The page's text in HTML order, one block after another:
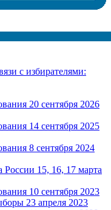
с избирателями:
20 сентября 2026
14 сентября 2025
8 сентября 2024
15, 16, 17 марта
10 сентября 2023
23 апреля 2023